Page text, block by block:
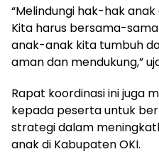
“Melindungi hak-hak
Kita harus bersama-
anak-anak kita tumbuh
aman dan mendukung,”
Rapat koordinasi ini juga
kepada peserta untuk
strategi dalam
anak di Kabupaten OKI.